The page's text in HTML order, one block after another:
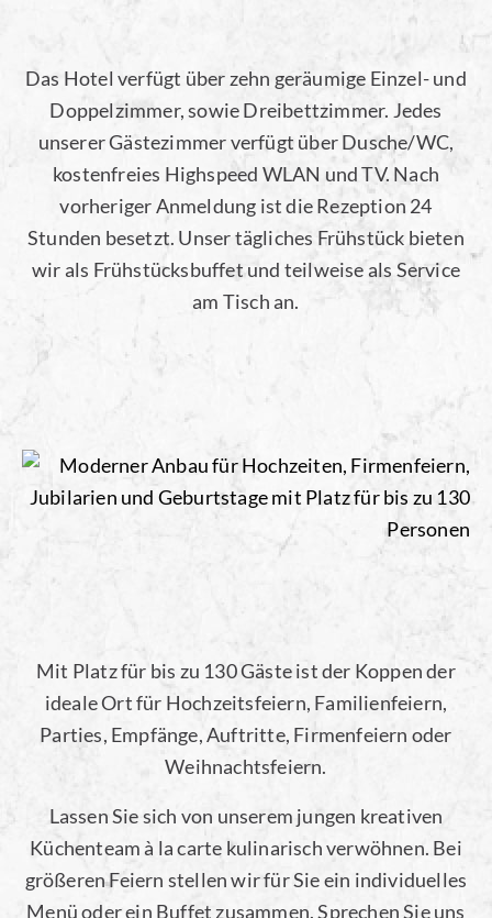
Das Hotel verfügt über zehn geräumige Einzel- und
Doppelzimmer, sowie Dreibettzimmer. Jedes
unserer Gästezimmer verfügt über Dusche/WC,
kostenfreies Highspeed WLAN und TV. Nach
vorheriger Anmeldung ist die Rezeption 24
Stunden besetzt. Unser tägliches Frühstück bieten
wir als Frühstücksbuffet und teilweise als Service
am Tisch an.
Mit Platz für bis zu 130 Gäste ist der Koppen der
ideale Ort für Hochzeitsfeiern, Familienfeiern,
Parties, Empfänge, Auftritte, Firmenfeiern oder
Weihnachtsfeiern.
Lassen Sie sich von unserem jungen kreativen
Küchenteam à la carte kulinarisch verwöhnen. Bei
größeren Feiern stellen wir für Sie ein individuelles
Menü oder ein Buffet zusammen. Sprechen Sie uns